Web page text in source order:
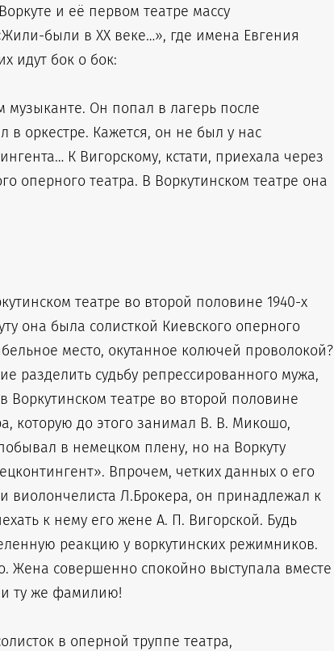
и её первом театре массу
были в XX веке…», где имена Евгения
идут бок о бок:
Он попал в лагерь после
в оркестре. Кажется, он не был у нас
К Вигорскому, кстати, приехала через
оперного театра. В Воркутинском театре она
театре во второй половине 1940-х
она была солисткой Киевского оперного
место, окутанное колючей проволокой?
разделить судьбу репрессированного мужа,
театре во второй половине
которую до этого занимал В. В. Микошо,
в немецком плену, но на Воркуту
Впрочем, четких данных о его
виолончелиста Л.Брокера, он принадлежал к
к нему его жене А. П. Вигорской. Будь
реакцию у воркутинских режимников.
Жена совершенно спокойно выступала вместе
ту же фамилию!
в оперной труппе театра,